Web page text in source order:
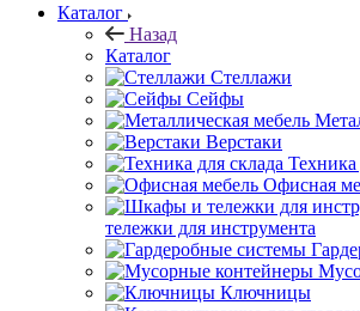
Каталог
Назад
Каталог
Стеллажи
Сейфы
Верстаки
Техника
Офисная
тележки для инструмента
Ключницы